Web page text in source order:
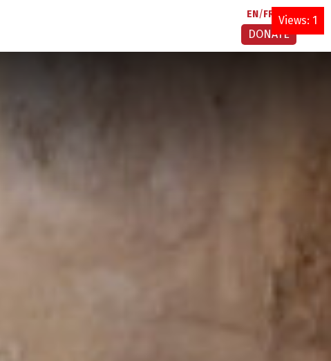
EN FR AR
DONATE
Views: 1